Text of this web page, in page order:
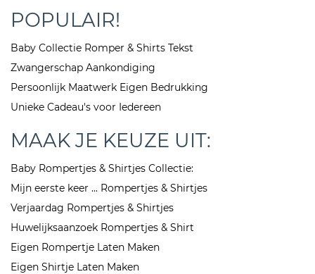
POPULAIR!
Baby Collectie Romper & Shirts Tekst
Zwangerschap Aankondiging
Persoonlijk Maatwerk Eigen Bedrukking
Unieke Cadeau's voor Iedereen
MAAK JE KEUZE UIT:
Baby Rompertjes & Shirtjes Collectie:
Mijn eerste keer ... Rompertjes & Shirtjes
Verjaardag Rompertjes & Shirtjes
Huwelijksaanzoek Rompertjes & Shirt
Eigen Rompertje Laten Maken
Eigen Shirtje Laten Maken